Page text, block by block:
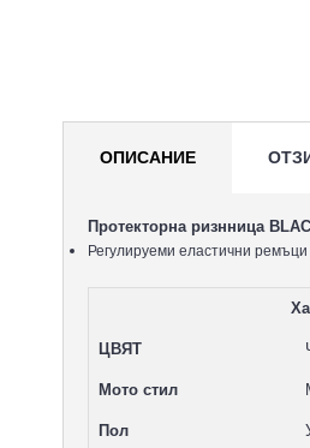
ОПИСАНИЕ
Протекторна ризнница
Регулируеми еластични ремъци
ЦВЯТ
Мото стил
Пол